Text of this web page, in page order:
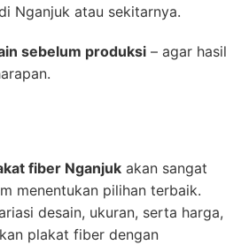
Nganjuk atau sekitarnya.
sebelum produksi – agar hasil
fiber Nganjuk akan sangat
menentukan pilihan terbaik.
desain, ukuran, serta harga,
plakat fiber dengan